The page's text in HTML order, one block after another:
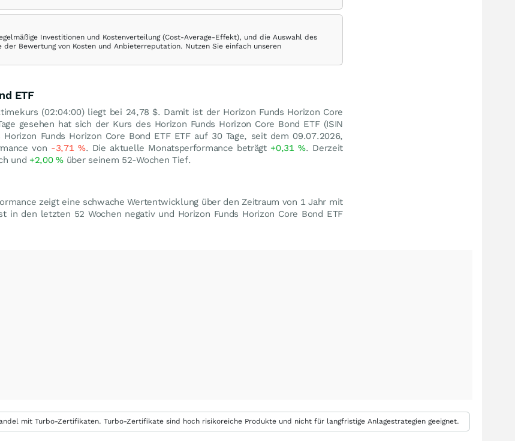
Investitionen und Kostenverteilung (Cost-Average-Effekt), und die Auswahl des
Bewertung von Kosten und Anbieterreputation. Nutzen Sie einfach unseren
ETF
(02:04:00) liegt bei 24,78 $. Damit ist der Horizon Funds Horizon Core
gesehen hat sich der Kurs des Horizon Funds Horizon Core Bond ETF (ISIN
Funds Horizon Core Bond ETF ETF auf 30 Tage, seit dem 09.07.2026,
von -3,71 %. Die aktuelle Monatsperformance beträgt +0,31%. Derzeit
und +2,00%über seinem 52-Wochen Tief.
zeigt eine schwache Wertentwicklung über den Zeitraum von 1 Jahr mit
in den letzten 52 Wochen negativ und Horizon Funds Horizon Core Bond ETF
mit Turbo-Zertifikaten. Turbo-Zertifikate sind hoch risikoreiche Produkte und nicht für langfristige Anlagestrategien geeignet.